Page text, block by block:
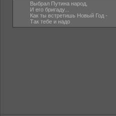
Выбрал Путина народ,
И его бригаду...
Как ты встретишь Новый Год -
Так тебе и надо